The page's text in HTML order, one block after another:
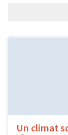
Un climat